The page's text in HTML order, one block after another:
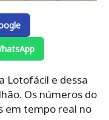
Lotofácil e dessa
Os números do
em tempo real no